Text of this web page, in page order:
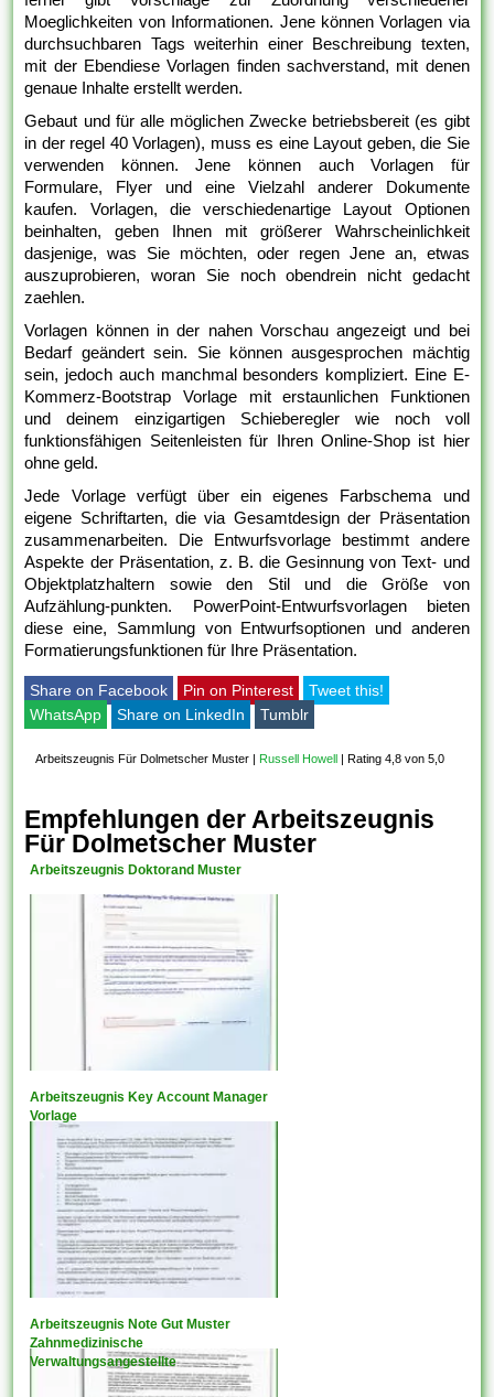
Moeglichkeiten von Informationen. Jene können Vorlagen via
durchsuchbaren Tags weiterhin einer Beschreibung texten,
mit der Ebendiese Vorlagen finden sachverstand, mit denen
genaue Inhalte erstellt werden.
Gebaut und für alle möglichen Zwecke betriebsbereit (es gibt
in der regel 40 Vorlagen), muss es eine Layout geben, die Sie
verwenden können. Jene können auch Vorlagen für
Formulare, Flyer und eine Vielzahl anderer Dokumente
kaufen. Vorlagen, die verschiedenartige Layout Optionen
beinhalten, geben Ihnen mit größerer Wahrscheinlichkeit
dasjenige, was Sie möchten, oder regen Jene an, etwas
auszuprobieren, woran Sie noch obendrein nicht gedacht
zaehlen.
Vorlagen können in der nahen Vorschau angezeigt und bei
Bedarf geändert sein. Sie können ausgesprochen mächtig
sein, jedoch auch manchmal besonders kompliziert. Eine E-
Kommerz-Bootstrap Vorlage mit erstaunlichen Funktionen
und deinem einzigartigen Schieberegler wie noch voll
funktionsfähigen Seitenleisten für Ihren Online-Shop ist hier
ohne geld.
Jede Vorlage verfügt über ein eigenes Farbschema und
eigene Schriftarten, die via Gesamtdesign der Präsentation
zusammenarbeiten. Die Entwurfsvorlage bestimmt andere
Aspekte der Präsentation, z. B. die Gesinnung von Text- und
Objektplatzhaltern sowie den Stil und die Größe von
Aufzählung-punkten. PowerPoint-Entwurfsvorlagen bieten
diese eine, Sammlung von Entwurfsoptionen und anderen
Formatierungsfunktionen für Ihre Präsentation.
Share on Facebook Pin on Pinterest
Tweet this!
WhatsApp
Share on LinkedIn Tumblr
Arbeitszeugnis Für Dolmetscher Muster Russell Howell Rating 4,8 von 5,0
Empfehlungen der Arbeitszeugnis
Für Dolmetscher Muster
Arbeitszeugnis Doktorand Muster
Arbeitszeugnis Key Account Manager
Vorlage
Arbeitszeugnis Note Gut Muster
Zahnmedizinische
Verwaltungsangestellte